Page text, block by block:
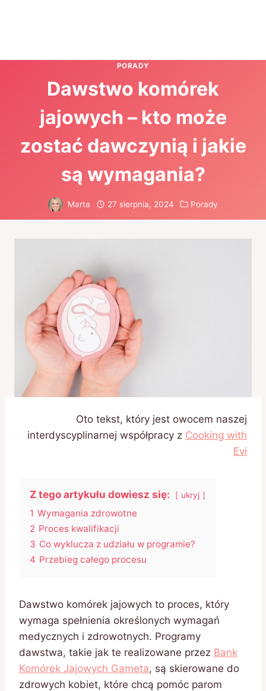
PORADY
Dawstwo komórek
jajowych – kto może
zostać dawczynią i jakie
są wymagania?
Marta 27 sierpnia, 2024 Porady
Oto tekst, który jest owocem naszej
interdyscyplinarnej współpracy z Cooking with
Evi
Z tego artykułu dowiesz się: ukryj
1 Wymagania zdrowotne
2 Proces kwalifikacji
3 Co wyklucza z udziału w programie?
4 Przebieg całego procesu
Dawstwo komórek jajowych to proces, który
wymaga spełnienia określonych wymagań
medycznych i zdrowotnych. Programy
dawstwa, takie jak te realizowane przez Bank
Komórek Jajowych Gameta, są skierowane do
zdrowych kobiet, które chcą pomóc parom